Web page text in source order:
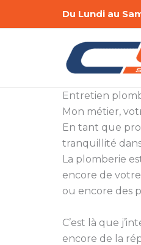
Du Lundi au
Entretien
Mon métier,
En tant que
tranquillité
La plomberie
encore de
ou encore des
C’est là que
encore de la